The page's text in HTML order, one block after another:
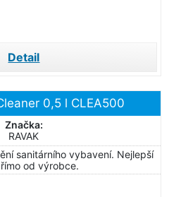
Detail
0,5 l CLEA500
Značka:
RAVAK
sanitárního vybavení. Nejlepší
od výrobce.